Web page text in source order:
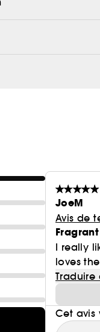
JoeM
Avis de
Fragrant
I really
loves
Cet avis